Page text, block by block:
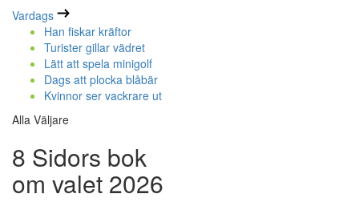
Vardags
Han fiskar kräftor
Turister gillar vädret
Lätt att spela minigolf
Dags att plocka blåbär
Kvinnor ser vackrare ut
Alla Väljare
8 Sidors bok
om valet 2026